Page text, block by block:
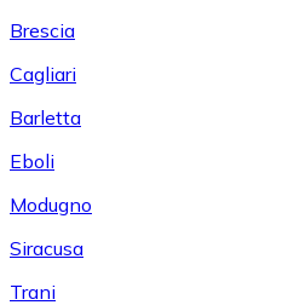
Brescia
Cagliari
Barletta
Eboli
Modugno
Siracusa
Trani